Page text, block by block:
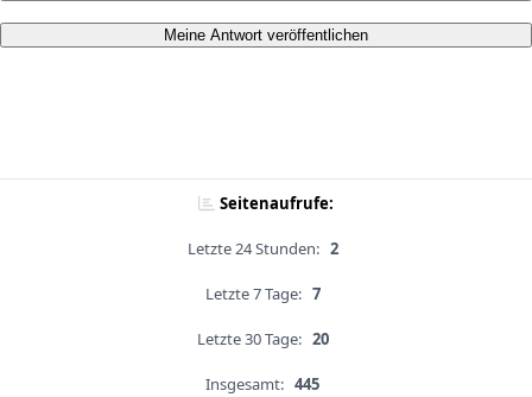
Meine Antwort veröffentlichen
Seitenaufrufe:
Letzte 24 Stunden: 2
Letzte 7 Tage: 7
Letzte 30 Tage: 20
Insgesamt: 445